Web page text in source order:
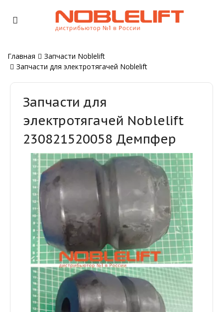
Главная
Запчасти Noblelift
Запчасти для электротягачей Noblelift
Запчасти для
электротягачей Noblelift
230821520058 Демпфер